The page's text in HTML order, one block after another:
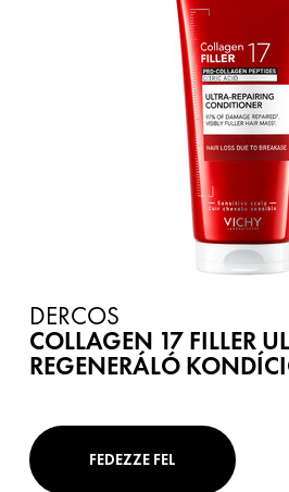
DERCOS
COLLAGEN 17 FILLER
REGENERÁLÓ
FEDEZZE FEL